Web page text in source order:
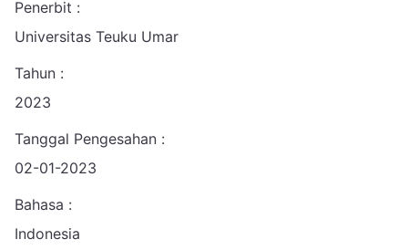
Penerbit :
Universitas Teuku Umar
Tahun :
2023
Tanggal Pengesahan :
02-01-2023
Bahasa :
Indonesia